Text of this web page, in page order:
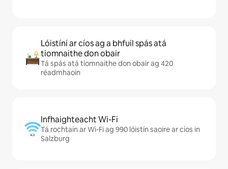
Lóistíní ar cíos ag a bhfuil spás atá
tiomnaithe don obair
Tá spás atá tiomnaithe don obair ag 420
réadmhaoin
Infhaighteacht Wi-Fi
Tá rochtain ar Wi-Fi ag 990 lóistín saoire ar cíos in
Salzburg